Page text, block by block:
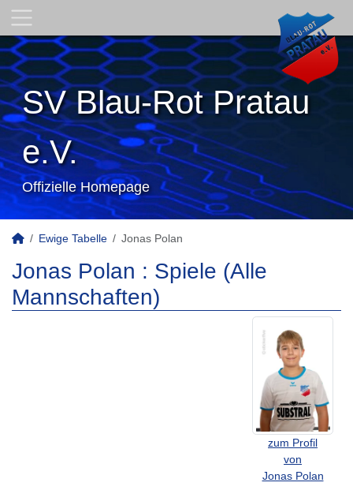
SV Blau-Rot Pratau
e.V.
Offizielle Homepage
Ewige Tabelle Jonas Polan
Jonas Polan : Spiele (Alle
Mannschaften)
zum Profil
von
Jonas Polan